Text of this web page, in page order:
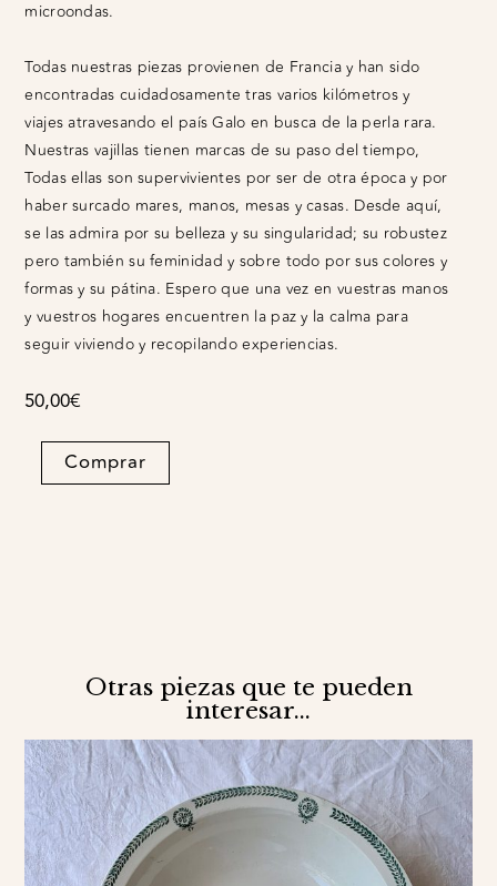
microondas.
Todas nuestras piezas provienen de Francia y han sido
encontradas cuidadosamente tras varios kilómetros y
viajes atravesando el país Galo en busca de la perla rara.
Nuestras vajillas tienen marcas de su paso del tiempo,
Todas ellas son supervivientes por ser de otra época y por
haber surcado mares, manos, mesas y casas. Desde aquí,
se las admira por su belleza y su singularidad; su robustez
pero también su feminidad y sobre todo por sus colores y
formas y su pátina. Espero que una vez en vuestras manos
y vuestros hogares encuentren la paz y la calma para
seguir viviendo y recopilando experiencias.
50,00€
Fuente
llana
Comprar
Otras piezas que te pueden
interesar...